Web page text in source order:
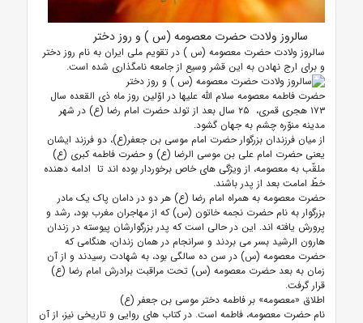
سالروز ولادت حضرت معصومه (س ) و روز دختر
سالروز ولادت حضرت معصومه (س ) در تقویم ملی ایران به نام روز دختر
و برای ارج نهادن به این قشر وسیع از جامعه نامگذاری شده است.
حضرت فاطمه معصومه سلام الله علیها در اوّلین روز ماه ذى القعده سال
۱۷۳ هجری قمری، ۲۵ سال بعد از تولد حضرت امام رضا (ع) در شهر
مدینه منوّره چشم به جهان گشود.
از میان فرزندان بزرگوار حضرت امام موسى بن جعفر(ع)، دو فرزند ایشان
یعنى حضرت امام على بن موسى الرضا (ع) و حضرت فاطمه کبری (ع)
ملقّب به معصومه، از ویژگی های خاص برخوردار بوده اند تا ادامه دهنده
خطّ امامت بعد از پدر باشند.
حضرت معصومه به همراه امام رضا (ع) هر دو در دامان پاک یک مادر
بزرگوار به نام حضرت نجمه خاتون (س) که از مهاجران مغرب بود، رشد و
پرورش یافته اند. این در حالى است که پدر بزرگوارشان پیوسته در زندان
هارون الرشید بسر مى بردند و سرانجام در همان زندان، هنگامى که
حضرت معصومه (س) در سن ده سالگى بود، به شهادت رسیدند و از آن
زمان به بعد حضرت معصومه (س) تحت مراقبت برادرش امام رضا (ع)
قرار گرفت.
اطلاق «معصومه» بر فاطمه دختر موسی بن جعفر (ع)
نام حضرت معصومه، فاطمه است. در کتاب های روایی و تاریخی نیز، از آن